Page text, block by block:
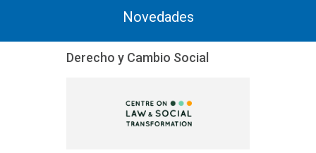
Novedades
Derecho y Cambio Social